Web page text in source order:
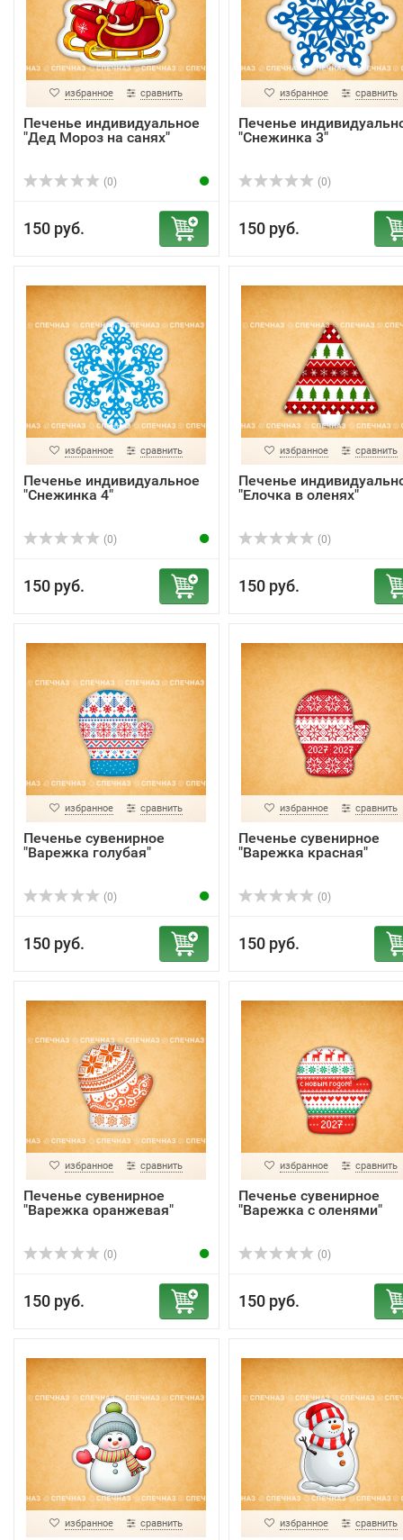
избранное сравнить
Печенье индивидуальное
"Дед Мороз на санях"
(0)
150 руб.
избранное сравнить
Печенье
"Снежинка 3"
(0)
150 руб.
избранное сравнить
Печенье индивидуальное
"Снежинка 4"
(0)
150 руб.
избранное сравнить
Печенье
"Елочка в оленях"
(0)
150 руб.
избранное сравнить
Печенье сувенирное
"Варежка голубая"
(0)
150 руб.
избранное сравнить
Печенье сувенирное
"Варежка красная"
(0)
150 руб.
избранное сравнить
Печенье сувенирное
"Варежка оранжевая"
(0)
150 руб.
избранное сравнить
Печенье сувенирное
"Варежка с оленями"
(0)
150 руб.
избранное сравнить избранное сравнить